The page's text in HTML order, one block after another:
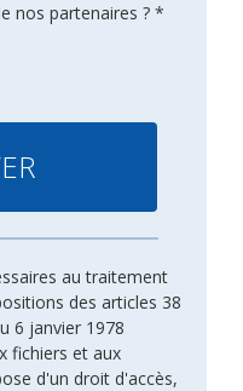
nos partenaires ? *
au traitement
des articles 38
6 janvier 1978
fichiers et aux
d'un droit d'accès,